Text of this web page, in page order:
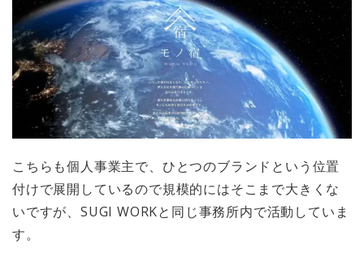
こちらも個人事業主で、ひとつのブランドという位置
付けで展開しているので規模的にはそこまで大きくな
いですが、SUGI WORKと同じ事務所内で活動していま
す。